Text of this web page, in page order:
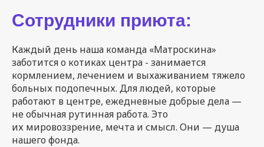
Сотрудники приюта:
Каждый день наша команда «Матроскина»
заботится о котиках центра - занимается
кормлением, лечением и выхаживанием тяжело
больных подопечных. Для людей, которые
работают в центре, ежедневные добрые дела —
не обычная рутинная работа. Это
их мировоззрение, мечта и смысл. Они — душа
нашего фонда.